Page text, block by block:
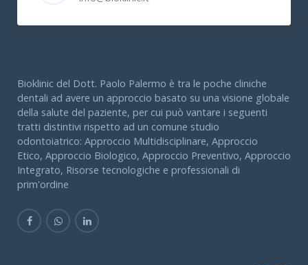
Bioklinic del Dott. Paolo Palermo è tra le poche cliniche
dentali ad avere un approccio basato su una visione globale
della salute del paziente, per cui può vantare i seguenti
tratti distintivi rispetto ad un comune studio
odontoiatrico: Approccio Multidisciplinare, Approccio
Etico, Approccio Biologico, Approccio Preventivo, Approccio
Integrato, Risorse tecnologiche e professionali di
prim'ordine